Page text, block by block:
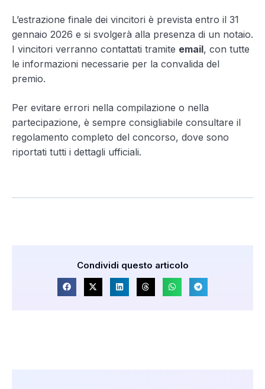
L’estrazione finale dei vincitori è prevista entro il 31
gennaio 2026 e si svolgerà alla presenza di un notaio.
I vincitori verranno contattati tramite email, con tutte
le informazioni necessarie per la convalida del
premio.
Per evitare errori nella compilazione o nella
partecipazione, è sempre consigliabile consultare il
regolamento completo del concorso, dove sono
riportati tutti i dettagli ufficiali.
Condividi questo articolo